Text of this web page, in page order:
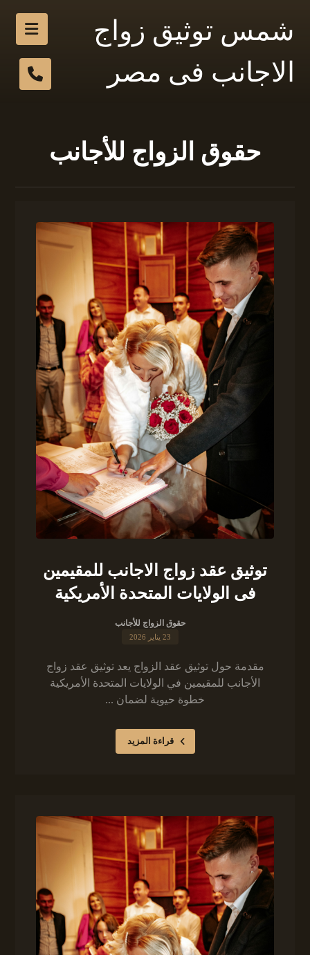
شمس توثيق زواج
الاجانب فى مصر
حقوق الزواج للأجانب
توثيق عقد زواج الاجانب للمقيمين
فى الولايات المتحدة الأمريكية
حقوق الزواج للأجانب
23 يناير 2026
مقدمة حول توثيق عقد الزواج يعد توثيق عقد زواج
الأجانب للمقيمين في الولايات المتحدة الأمريكية
خطوة حيوية لضمان ...
قراءة المزيد